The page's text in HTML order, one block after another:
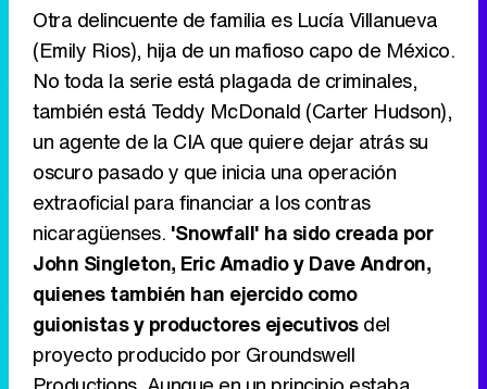
Canción ganadora de Eurovisión 2026: DARA con "Bangaranga" por Bulgaria
Otra delincuente de familia es Lucía Villanueva
(Emily Rios), hija de un mafioso capo de México.
No toda la serie está plagada de criminales,
también está Teddy McDonald (Carter Hudson),
un agente de la CIA que quiere dejar atrás su
oscuro pasado y que inicia una operación
extraoficial para financiar a los contras
nicaragüenses. 'Snowfall' ha sido creada por
John Singleton, Eric Amadio y Dave Andron,
quienes también han ejercido como
guionistas y productores ejecutivosdel
proyecto producido por Groundswell